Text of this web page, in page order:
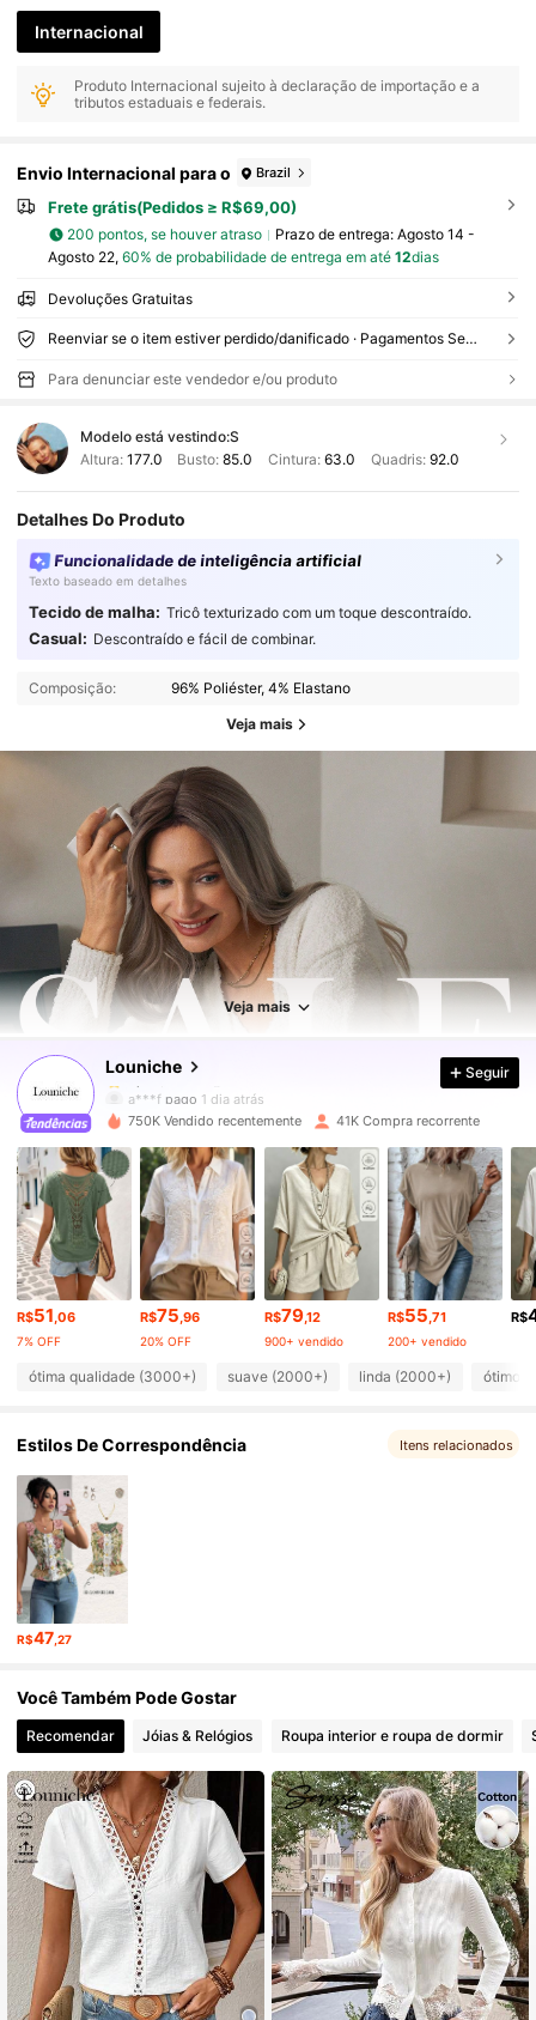
Internacional
Produto Internacional sujeito à declaração de importação e a
tributos estaduais e federais.
Envio Internacional para o Brazil
Frete grátis(Pedidos ≥ R$69,00)
200 pontos, se houver atraso Prazo de entrega: Agosto 14 -
Agosto 22, 60% de probabilidade de entrega em até 12dias
Devoluções Gratuitas
Reenviar se o item estiver perdido/danificado · Pagamentos Seguros · Proteção de privacidade
Para denunciar este vendedor e/ou produto
Modelo está vestindo:S
Altura: 177.0 Busto:85.0 Cintura: 63.0 Quadris: 92.0
Detalhes Do Produto
Funcionalidade de inteligência artificial
Texto baseado em detalhes
Tecido de malha: Tricô texturizado com um toque descontraído.
Casual: Descontraído e fácil de combinar.
Composição: 96% Poliéster, 4% Elastano
Veja mais
Veja mais
Louniche
4,72 49K Seguidores
4,72 49K Seguidores
4,72
49K Seguidores
a***f pago 1 dia atrás
4,72 49K Seguidores
4,72 49K Seguidores
4,72 49K Seguidores
4,72 49K Seguidores
4,72 49K Seguidores
Seguir
750K Vendido recentemente 41K Compra recorrente
R$51,06
7% OFF
R$75,96
20% OFF
R$79,12
900+ vendido
R$55,71
200+ vendido
R$
ótima qualidade (3000+) suave (2000+) linda (2000+) ótimo
Estilos De Correspondência Itens relacionados
R$47 ,27
Você Também Pode Gostar
Recomendar Jóias & Relógios Roupa interior e roupa de dormir